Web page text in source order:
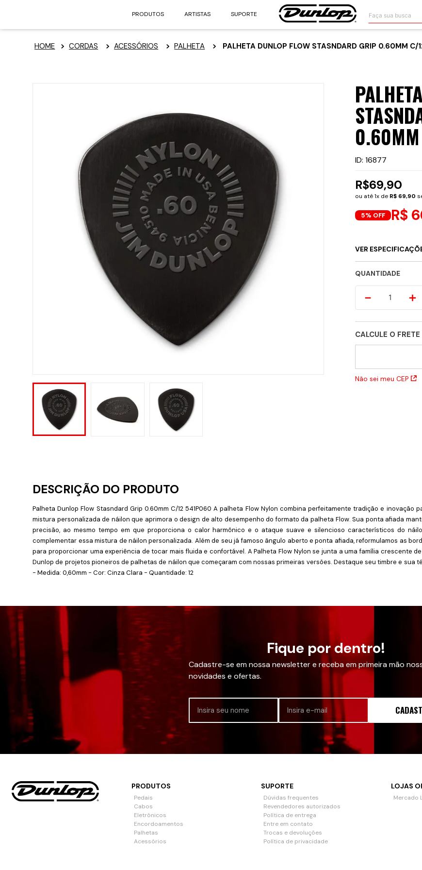
PRODUTOS ARTISTAS SUPORTE
CORDAS ACESSÓRIOS PALHETA PALHETA DUNLOP FLOW STASNDARD GRIP 0.60MM
ID:16877
R$69,90
ou até1x de R$ 69,90
5% OFF R$
VER
QUANTIDADE
＋
－
CALCULE O
Não sei meu CEP
Palheta Dunlop Flow Stasndard Grip 0.60mm C/12 541P060 A palheta Flow Nylon combina perfeitamente tradição e
mistura personalizada de náilon que aprimora o design de alto desempenho do formato da palheta Flow. Sua ponta afiada
precisão, ao mesmo tempo em que proporciona o calor harmônico e o ataque suave e silencioso característicos do
complementar essa mistura de náilon personalizada. Além de seu já famoso ângulo aberto e ponta afiada, reformulamos as
para proporcionar uma experiência de tocar mais fluida e confortável. A Palheta Flow Nylon se junta a uma família crescente
Dunlop de projetos pioneiros de palhetas de náilon que começaram com nossas primeiras versões. Destaque seu timbre e sua
- Medida: 0,60mm - Cor: Cinza Clara - Quantidade: 12
Fique por dentro!
Cadastre-se em nossa newsletter e receba em primeira mão
novidades e ofertas.
PRODUTOS
Pedais
Cabos
Eletrônicos
Encordoamentos
Palhetas
Acessórios
SUPORTE
Dúvidas frequentes
Revendedores autorizados
Política de entrega
Entre em contato
Trocas e devoluções
Política de privacidade
LOJAS
Mercado